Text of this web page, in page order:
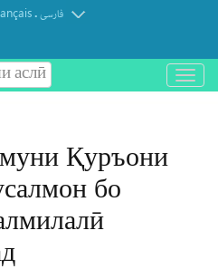
.فارسی
аслӣ
باز
و
Қуръони
бо